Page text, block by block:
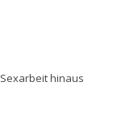
hinaus